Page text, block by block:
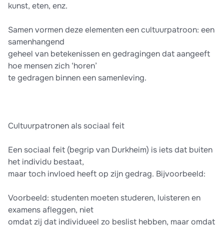
kunst, eten, enz.
Samen vormen deze elementen een cultuurpatroon: een
samenhangend
geheel van betekenissen en gedragingen dat aangeeft
hoe mensen zich ‘horen’
te gedragen binnen een samenleving.
Cultuurpatronen als sociaal feit
Een sociaal feit (begrip van Durkheim) is iets dat buiten
het individu bestaat,
maar toch invloed heeft op zijn gedrag. Bijvoorbeeld:
Voorbeeld: studenten moeten studeren, luisteren en
examens afleggen, niet
omdat zij dat individueel zo beslist hebben, maar omdat